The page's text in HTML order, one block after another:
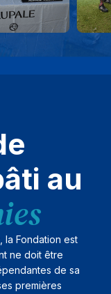
au
la Fondation est
ne doit être
de sa
premières